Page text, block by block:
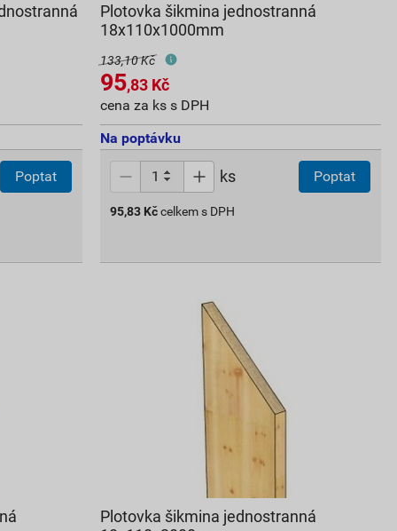
Poptat
Plotovka šikmina jednostranná
18x110x1000mm
133,10 Kč
95,83Kč
cena za ks s DPH
Na poptávku
ks Poptat
95,83 Kč celkem s DPH
Plotovka šikmina jednostranná